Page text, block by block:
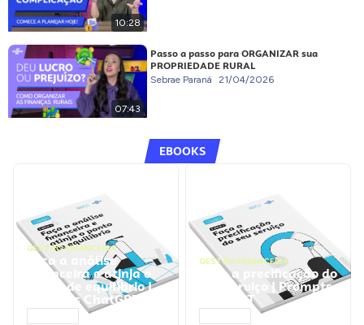
10:28
07:43
Passo a passo para ORGANIZAR sua
PROPRIEDADE RURAL
Sebrae Paraná 21/04/2026
EBOOKS
GESTÃO FINANCEIRA
Faça a análise
financeira e atinja o
ponto de equilíbrio |
Prompts ChatGPT
GESTÃO FINANCEIRA
Faça a precificação do
seu serviço | Prompts
ChatGPT